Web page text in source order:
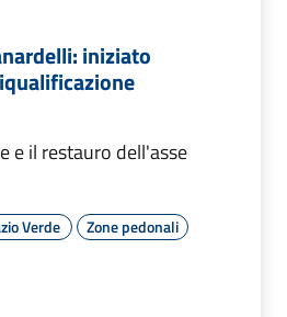
iniziato
e il restauro dell'asse
Verde Zone pedonali